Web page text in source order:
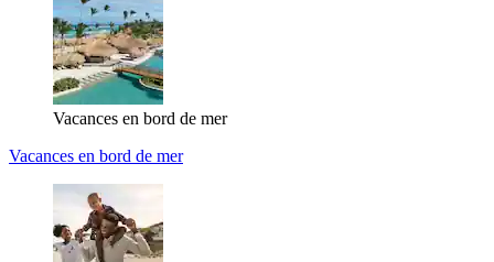
Vacances en bord de mer
Vacances en bord de mer